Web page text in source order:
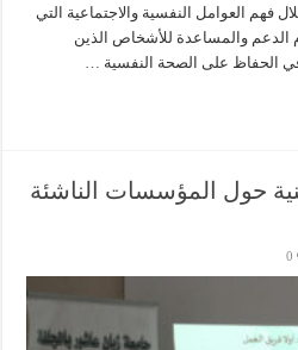
فهم العوامل النفسية والاجتماعية التي
الدعم والمساعدة للأشخاص الذين
الحفاظ على الصحة النفسية …
حول المؤسسات الناشئة
0